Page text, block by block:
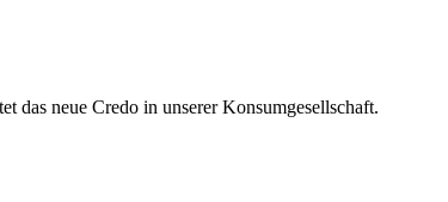
das neue Credo in unserer Konsumgesellschaft.